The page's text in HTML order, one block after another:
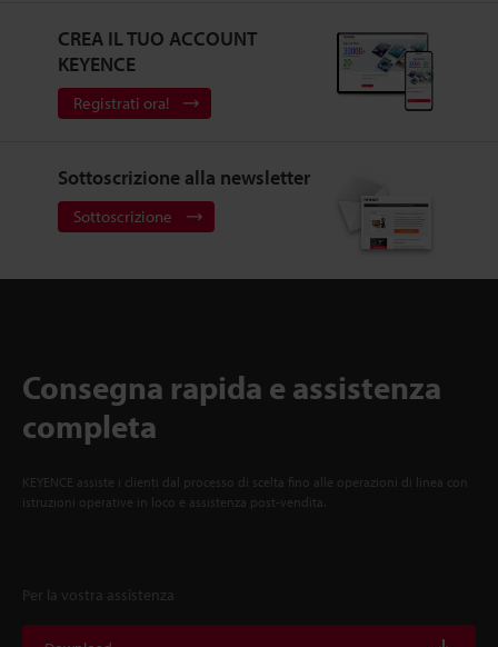
CREA IL TUO ACCOUNT
KEYENCE
Registrati ora!
Sottoscrizione alla newsletter
Sottoscrizione
Consegna rapida e assistenza
completa
KEYENCE assiste i clienti dal processo di scelta fino alle operazioni di linea con
istruzioni operative in loco e assistenza post-vendita.
Per la vostra assistenza